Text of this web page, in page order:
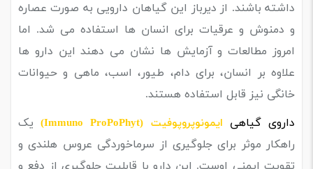
داشته باشند. از دیرباز این گیاهان دارویی به صورت عصاره
و دمنوش و عرقیات برای انسان ها استفاده می شد. اما
امروز مطالعات و آزمایش ها نشان می دهند این دارو ها
علاوه بر انسان، برای دام، طیور، اسب، ماهی و حیوانات
خانگی نیز قابل استفاده هستند.
داروی گیاهی ایمونوپروپوفیت (Immuno ProPoPhyt)
یک
راهکار موثر برای جلوگیری از سرماخوردگی عروس هلندی و